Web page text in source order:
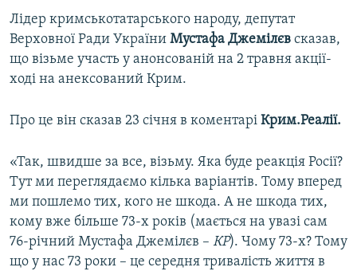
Усі сайти RFE/RL
Лідер кримськотатарського народу, депутат
Верховної Ради України Мустафа Джемілєв сказав,
що візьме участь у анонсованій на 2 травня акції-
ході на анексований Крим.
Про це він сказав 23 січня в коментарі Крим.Реалії.
«Так, швидше за все, візьму. Яка буде реакція Росії?
Тут ми переглядаємо кілька варіантів. Тому вперед
ми пошлемо тих, кого не шкода. А не шкода тих,
кому вже більше 73-х років (мається на увазі сам
76-річний Мустафа Джемілєв – КР). Чому 73-х? Тому
що у нас 73 роки – це середня тривалість життя в